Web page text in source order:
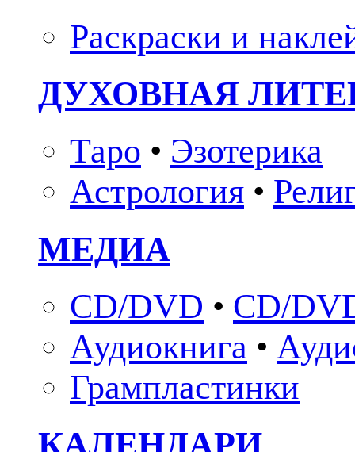
Раскраски и
ДУХОВНАЯ
Таро • Эзотерика
Астрология •
МЕДИА
CD/DVD • CD/
Аудиокнига •
Грампластинки